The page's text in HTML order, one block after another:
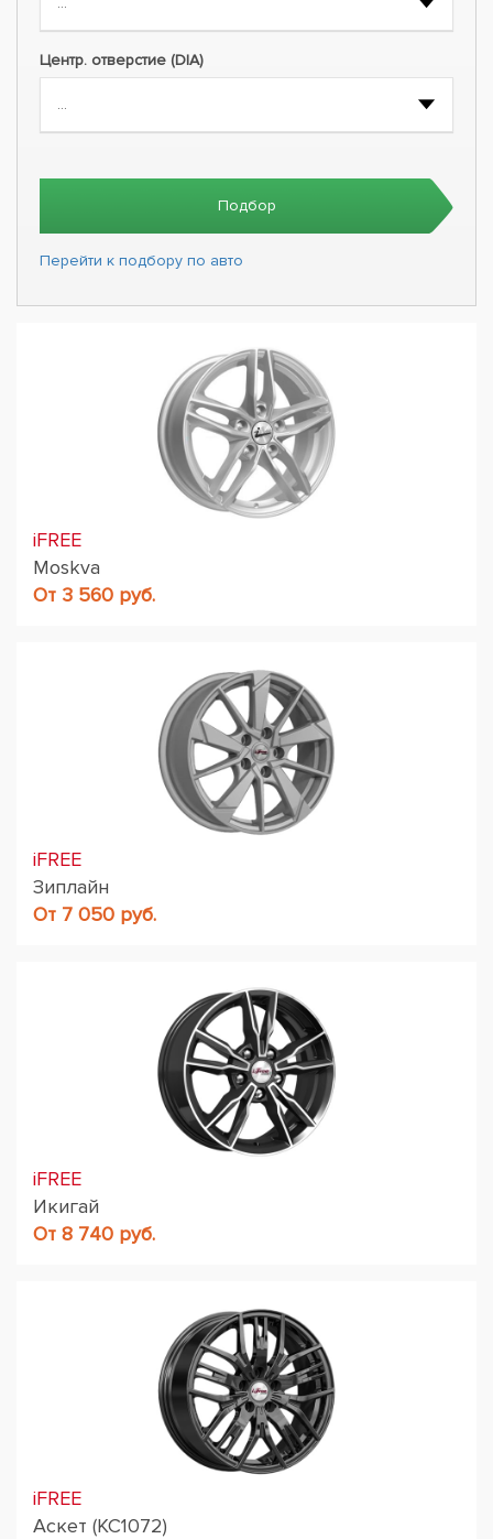
Центр. отверстие (DIA)
Подбор
Перейти к подбору по авто
iFREE
Moskva
От 3 560 руб.
iFREE
Зиплайн
От 7 050 руб.
iFREE
Икигай
От 8 740 руб.
iFREE
Аскет (КС1072)